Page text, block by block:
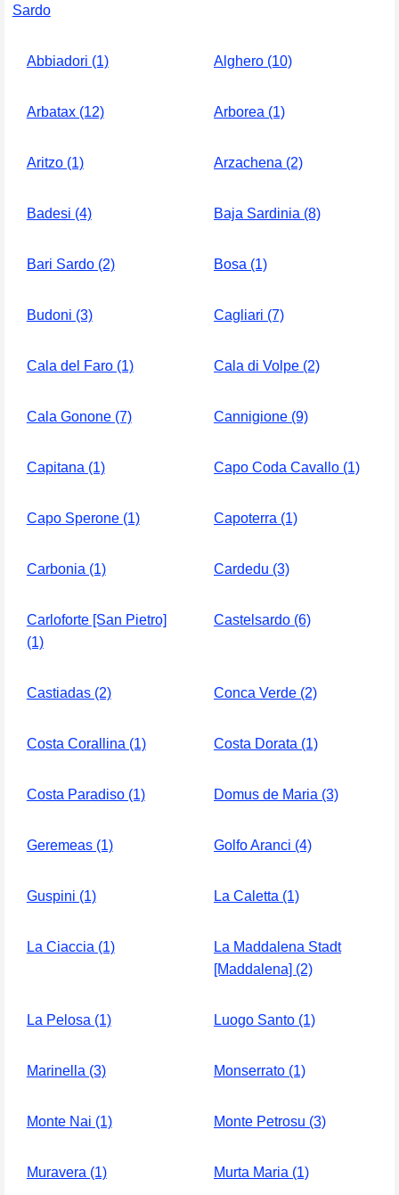
Sardo
Abbiadori (1) Alghero (10)
Arbatax (12) Arborea (1)
Aritzo (1) Arzachena (2)
Badesi (4) Baja Sardinia (8)
Bari Sardo (2) Bosa (1)
Budoni (3) Cagliari (7)
Cala del Faro (1) Cala di Volpe (2)
Cala Gonone (7) Cannigione (9)
Capitana (1) Capo Coda Cavallo (1)
Capo Sperone (1) Capoterra (1)
Carbonia (1) Cardedu (3)
Carloforte [San Pietro]
(1)
Castelsardo (6)
Castiadas (2) Conca Verde (2)
Costa Corallina (1) Costa Dorata (1)
Costa Paradiso (1) Domus de Maria (3)
Geremeas (1) Golfo Aranci (4)
Guspini (1) La Caletta (1)
La Ciaccia (1)
La Maddalena Stadt
[Maddalena] (2)
La Pelosa (1) Luogo Santo (1)
Marinella (3) Monserrato (1)
Monte Nai (1) Monte Petrosu (3)
Muravera (1) Murta Maria (1)